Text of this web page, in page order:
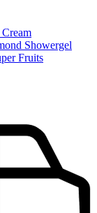
Showergel
Fruits